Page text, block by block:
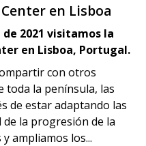
en Lisboa
2021 visitamos la
en Lisboa, Portugal.
con otros
toda la península, las
de estar adaptando las
de la progresión de la
ampliamos los...